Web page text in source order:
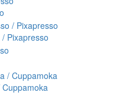
Pixapresso